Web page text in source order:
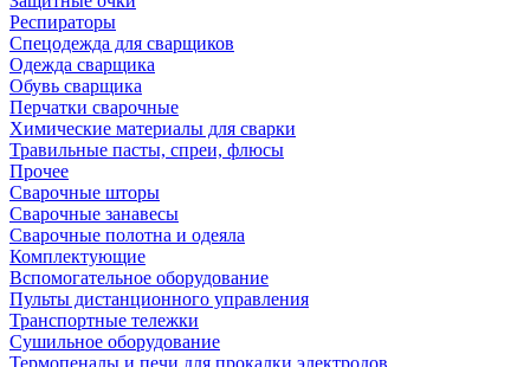
Респираторы
Спецодежда для сварщиков
Одежда сварщика
Обувь сварщика
Перчатки сварочные
Химические материалы для сварки
Травильные пасты, спреи, флюсы
Прочее
Сварочные шторы
Сварочные занавесы
Сварочные полотна и одеяла
Комплектующие
Вспомогательное оборудование
Пульты дистанционного управления
Транспортные тележки
Сушильное оборудование
Термопеналы и печи для прокалки электродов